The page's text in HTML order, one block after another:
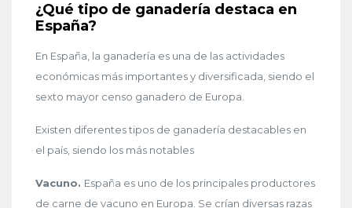
¿Qué tipo de ganadería destaca en
España?
En España, la ganadería es una de las actividades
económicas más importantes y diversificada, siendo el
sexto mayor censo ganadero de Europa.
Existen diferentes tipos de ganadería destacables en
el país, siendo los más notables
Vacuno. España es uno de los principales productores
de carne de vacuno en Europa. Se crían diversas razas